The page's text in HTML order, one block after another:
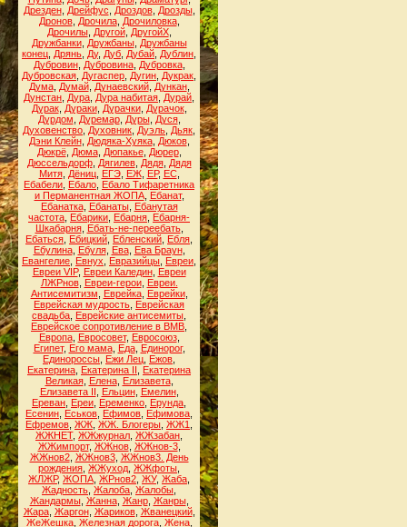
Дрезден, Дрейфус Дроздов, Дрозды,
Дронов, Дрочила, Дрочиловка,
Дрочилы, Другой, ДругойХ,
Дружбанки, Дружбаны, Дружбаны
конец Дрянь Ду, Дуб Дубай Дублин
Дубровин, Дубровина, Дубровка,
Дубровская Дугаспер Дугин Дукрак
Дума, Думай, Дунаевский, Дункан,
Дунстан Дура Дура набитая Дурай
Дурак, Дураки, Дурачки, Дурачок,
Дурдом
Дуремар, Дуры, Дуся,
Духовенство Духовник Дуэль Дьяк
Дэни Клейн, Дюдяка-Хуяка, Дюков,
Дюкрё, Дюма, Дюпакье, Дюрер,
Дюссельдорф, Дягилев, Дядя, Дядя
Митя, Дёниц, ЕГЭ, ЕЖ, ЕР, ЕС,
Ебабели Ебало Ебало Тифаретника
и Перманентная ЖОПА, Ебанат,
Ебанатка, Ебанаты, Ебанутая
частота Ебарики Ебарня Ебарня-
Шкабарня, Ебать-не-переебать,
Ебаться Ебицкий Ебленский Ебля
Ебулина, Ебуля, Ева, Ева Браун,
Евангелие Евнух Евразийцы Евреи
Евреи VIP, Евреи Каледин, Евреи
ЛЖРнов, Евреи-герои, Евреи.
Антисемитизм
Еврейка, Еврейки,
Еврейская мудрость Еврейская
свадьба Еврейские антисемиты
Еврейское сопротивление в ВМВ
Европа, Евросовет, Евросоюз,
Египет, Его мама, Еда, Единорог,
Единороссы Ежи Лец Ежов
Екатерина Екатерина II
Екатерина
Великая, Елена, Елизавета,
Елизавета II
Ельцин, Емелин,
Ереван Ереи Еременко Ерунда
Есенин Еськов Ефимов Ефимова
Ефремов ЖЖ ЖЖ. Блогеры ЖЖ1
ЖЖНЕТ, ЖЖжурнал ЖЖзабан
ЖЖимпорт, ЖЖнов, ЖЖнов-3,
ЖЖнов2, ЖЖнов3, ЖЖнов3. День
рождения ЖЖуход ЖЖфоты
ЖЛЖР, ЖОПА ЖРнов2 ЖУ, Жаба
Жадность Жалоба Жалобы
Жандармы, Жанна, Жанр, Жанры,
Жара, Жаргон, Жариков, Жванецкий,
ЖеЖешка, Железная дорога, Жена,